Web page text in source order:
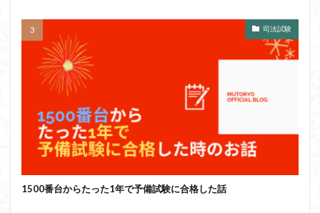
司法試験
1500番台からたった1年で予備試験に合格した話